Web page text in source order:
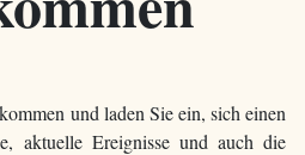
und laden Sie ein, sich einen
aktuelle Ereignisse und auch die